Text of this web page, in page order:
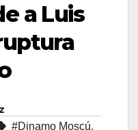
a Luis
#Dinamo Moscú,